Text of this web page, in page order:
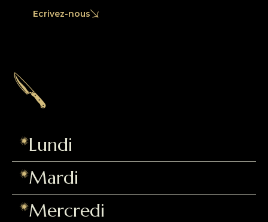
Ecrivez-nous
Lundi
Mardi
Mercredi